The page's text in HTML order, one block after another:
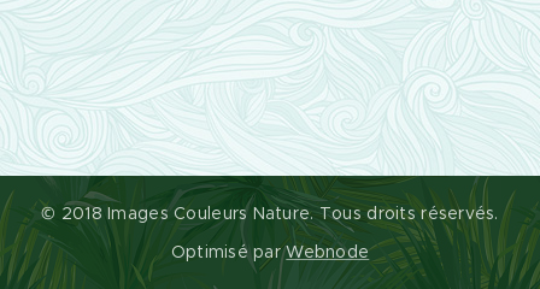
© 2018 Images Couleurs Nature. Tous droits réservés.
Optimisé parWebnode